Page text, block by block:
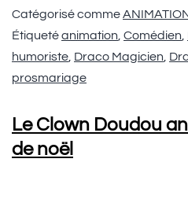
Catégorisé comme
Étiquetéanimation Comédien
humoriste Draco Magicien
prosmariage
Le Clown Doudou
de noël